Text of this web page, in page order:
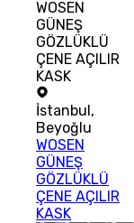
WOSEN
GÜNEŞ
GÖZLÜKLÜ
ÇENE AÇILIR
KASK
İstanbul,
Beyoğlu
WOSEN
GÜNEŞ
GÖZLÜKLÜ
ÇENE AÇILIR
KASK